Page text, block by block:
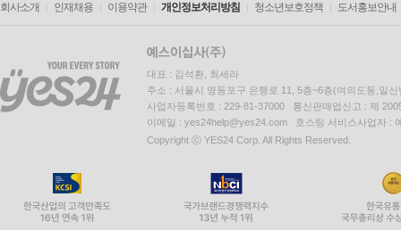
회사소개 인재채용 이용약관 개인정보처리방침 청소년보호정책 도서홍보안내
대표 : 김석환, 최세라
주소 : 서울시 영등포구 은행로 11, 5층~6층(여의도동,일신
사업자등록번호 : 229-81-37000 통신판매업신고 : 제
이메일 : yes24help@yes24.com 호스팅 서비스사업자 :
Copyright ⓒ YES24 Corp. All Rights Reserved.